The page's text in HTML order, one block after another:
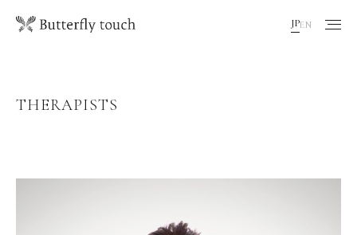
EN
JP
THERAPISTS